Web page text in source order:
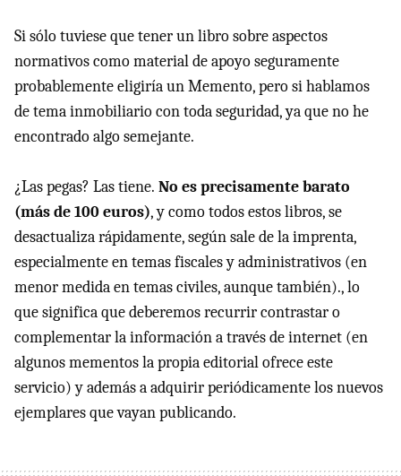
Si sólo tuviese que tener un libro sobre aspectos
normativos como material de apoyo seguramente
probablemente eligiría un Memento, pero si hablamos
de tema inmobiliario con toda seguridad, ya que no he
encontrado algo semejante.
¿Las pegas? Las tiene. No es precisamente barato
(más de 100 euros), y como todos estos libros, se
desactualiza rápidamente, según sale de la imprenta,
especialmente en temas fiscales y administrativos (en
menor medida en temas civiles, aunque también)., lo
que significa que deberemos recurrir contrastar o
complementar la información a través de internet (en
algunos mementos la propia editorial ofrece este
servicio) y además a adquirir periódicamente los nuevos
ejemplares que vayan publicando.